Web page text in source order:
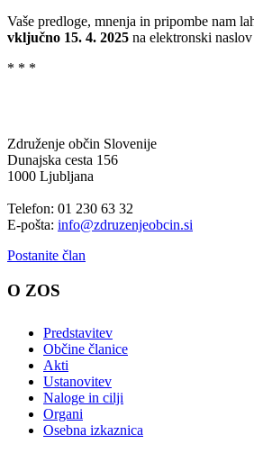
Vaše predloge, mnenja in pripombe nam
vključno 15. 4. 2025 na elektronski naslov
* * *
Združenje občin Slovenije
Dunajska cesta 156
1000 Ljubljana
Telefon: 01 230 63 32
E-pošta: info@zdruzenjeobcin.si
Postanite član
O ZOS
Predstavitev
Občine članice
Akti
Ustanovitev
Naloge in cilji
Organi
Osebna izkaznica